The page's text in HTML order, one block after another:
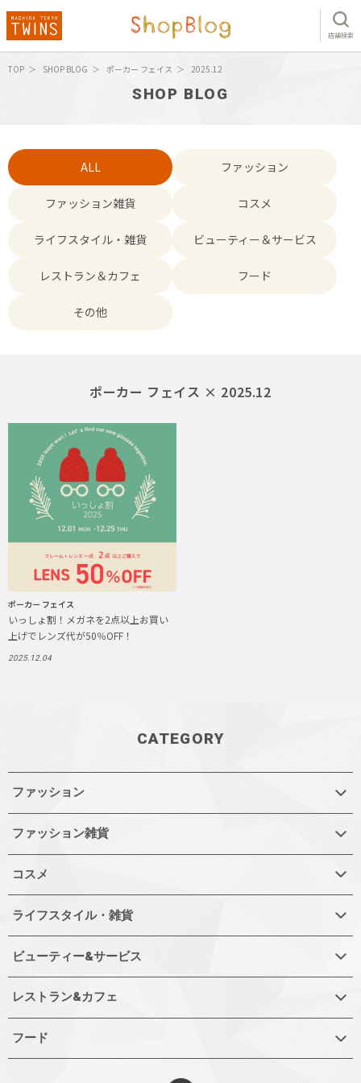
店舗検索
TOP SHOP BLOG ポーカー フェイス 2025.12
SHOP BLOG
ALL ファッション
ファッション雑貨 コスメ
ライフスタイル・雑貨 ビューティー＆サービス
レストラン＆カフェ フード
その他
ポーカー フェイス × 2025.12
ポーカー フェイス
いっしょ割！メガネを2点以上お買い
上げでレンズ代が50％OFF！
2025.12.04
CATEGORY
ファッション
ファッション雑貨
コスメ
ライフスタイル・雑貨
ビューティー&サービス
レストラン&カフェ
フード